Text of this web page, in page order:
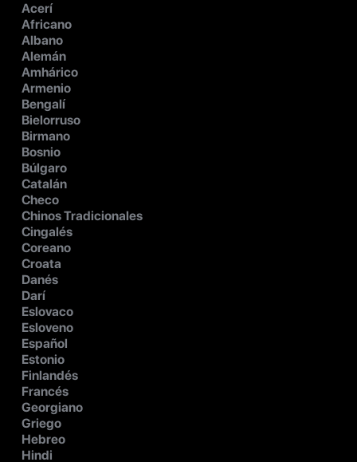
Acerí
Africano
Albano
Alemán
Amhárico
Armenio
Bengalí
Bielorruso
Birmano
Bosnio
Búlgaro
Catalán
Checo
Chinos Tradicionales
Cingalés
Coreano
Croata
Danés
Darí
Eslovaco
Esloveno
Español
Estonio
Finlandés
Francés
Georgiano
Griego
Hebreo
Hindi